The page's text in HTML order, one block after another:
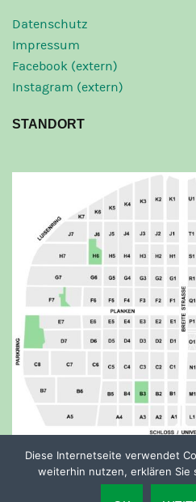
Datenschutz
Impressum
Facebook (extern)
Instagram (extern)
STANDORT
Diese Internetseite verwendet
weiterhin nutzen, erklären Sie